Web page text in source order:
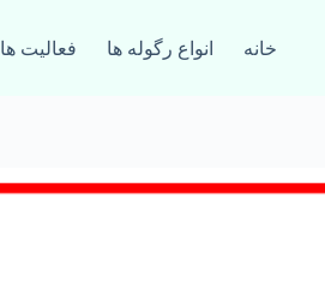
خانه انواع رگوله ها فعالیت‌ ها